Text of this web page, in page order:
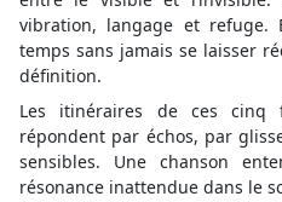
vibration, langage et refuge.
temps sans jamais se laisser
définition.
Les itinéraires de ces cinq
répondent par échos, par
sensibles. Une chanson
résonance inattendue dans le